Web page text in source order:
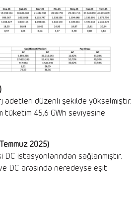
adetleri düzenli şekilde yükselmiştir.
tüketim 45,6 GWh seviyesine
2025)
DC istasyonlarından sağlanmıştır.
DC arasında neredeyse eşit